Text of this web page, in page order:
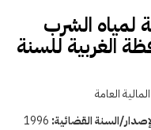
لمياه الشرب
الغربية للسنة
المالية العامة
السنة القضائية: 1996